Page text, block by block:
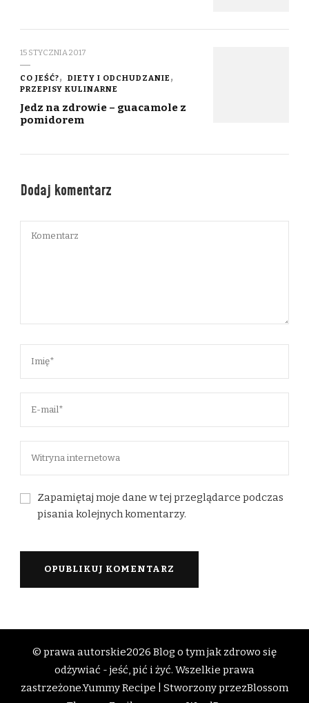
15 STYCZNIA 2017
CO JEŚĆ?
DIETY I ODCHUDZANIE
PRZEPISY KULINARNE
Jedz na zdrowie – guacamole z
pomidorem
Dodaj komentarz
Zapamiętaj moje dane w tej przeglądarce podczas
pisania kolejnych komentarzy.
© prawa autorskie2026 Blog o tym jak zdrowo się
odżywiać - jeść, pić i żyć. Wszelkie prawa
zastrzeżone.Yummy Recipe | Stworzony przezBlossom